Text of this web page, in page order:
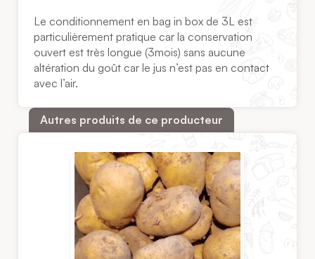
Le conditionnement en bag in box de 3L est
particulièrement pratique car la conservation
ouvert est très longue (3mois) sans aucune
altération du goût car le jus n’est pas en contact
avec l’air.
Autres produits de ce producteur